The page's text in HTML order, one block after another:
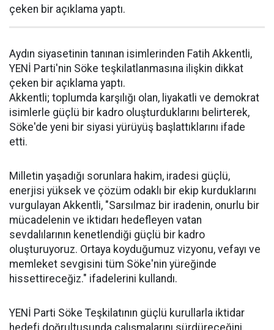
çeken bir açıklama yaptı.
Aydın siyasetinin tanınan isimlerinden Fatih Akkentli,
YENİ Parti'nin Söke teşkilatlanmasına ilişkin dikkat
çeken bir açıklama yaptı.
Akkentli; toplumda karşılığı olan, liyakatli ve demokrat
isimlerle güçlü bir kadro oluşturduklarını belirterek,
Söke'de yeni bir siyasi yürüyüş başlattıklarını ifade
etti.
Milletin yaşadığı sorunlara hakim, iradesi güçlü,
enerjisi yüksek ve çözüm odaklı bir ekip kurduklarını
vurgulayan Akkentli, "Sarsılmaz bir iradenin, onurlu bir
mücadelenin ve iktidarı hedefleyen vatan
sevdalılarının kenetlendiği güçlü bir kadro
oluşturuyoruz. Ortaya koyduğumuz vizyonu, vefayı ve
memleket sevgisini tüm Söke'nin yüreğinde
hissettireceğiz." ifadelerini kullandı.
YENİ Parti Söke Teşkilatının güçlü kurullarla iktidar
hedefi doğrultusunda çalışmalarını sürdüreceğini